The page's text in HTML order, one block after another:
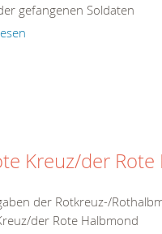
gefangenen Soldaten
Kreuz/der
der Rotkreuz-/
der Rote Halbmond